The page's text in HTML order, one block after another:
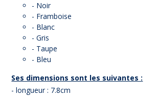
- Noir
- Framboise
- Blanc
- Gris
- Taupe
- Bleu
Ses dimensions sont les suivantes :
- longueur : 7.8cm